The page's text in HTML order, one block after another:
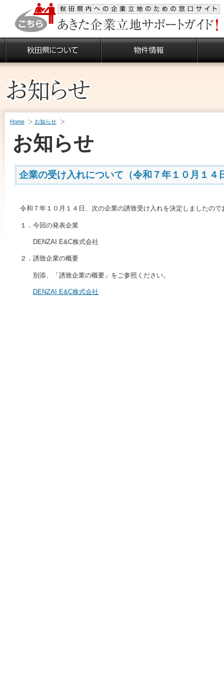
Home お知らせ
お知らせ
企業の受け入れについて（令和７年１０月１４
令和７年１０月１４日、次の企業の誘致受け入れを決定しましたので
１．今回の発表企業
DENZAI E&C株式会社
２．誘致企業の概要
別添、「誘致企業の概要」をご参照ください。
DENZAI E&C株式会社